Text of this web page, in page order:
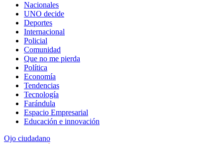
Nacionales
UNO decide
Deportes
Internacional
Policial
Comunidad
Que no me pierda
Política
Economía
Tendencias
Tecnología
Farándula
Espacio Empresarial
Educación e innovación
Ojo ciudadano